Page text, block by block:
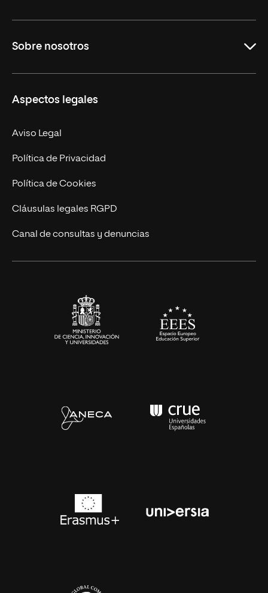
Másteres Oficiales
Doctorados
Experto Universitario
Postgrados
Cursos Universitarios
Sobre nosotros
Facultades
Nuestro Equipo
Trabaja en UNIR
Actualidad
UNIR Revista
Eventos
Aspectos legales
Aviso Legal
Política de Privacidad
Política de Cookies
Cláusulas legales RGPD
Canal de consultas y denuncias